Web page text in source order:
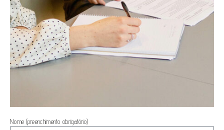
Nome (preenchimento obrigatório)